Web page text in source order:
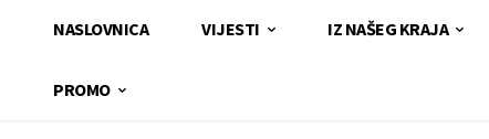
NASLOVNICA VIJESTI IZ NAŠEG KRAJA
PROMO